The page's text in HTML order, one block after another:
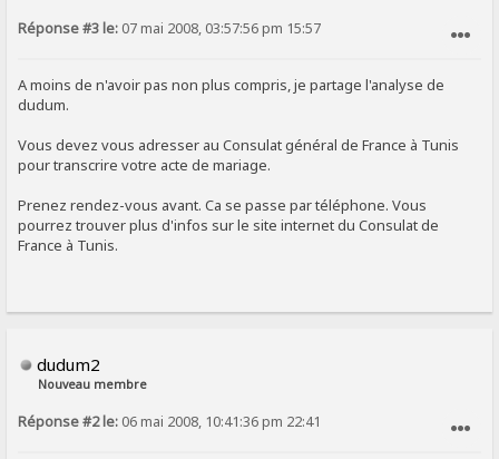
Réponse #3 le: 07 mai 2008, 03:57:56 pm 15:57
A moins de n'avoir pas non plus compris, je partage l'analyse de
dudum.
Vous devez vous adresser au Consulat général de France à Tunis
pour transcrire votre acte de mariage.
Prenez rendez-vous avant. Ca se passe par téléphone. Vous
pourrez trouver plus d'infos sur le site internet du Consulat de
France à Tunis.
dudum2
Nouveau membre
Réponse #2 le: 06 mai 2008, 10:41:36 pm 22:41